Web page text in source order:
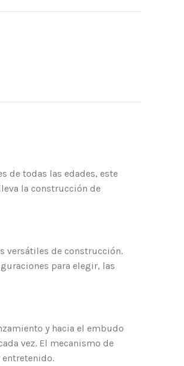
de todas las edades, este
la construcción de
versátiles de construcción.
para elegir, las
y hacia el embudo
vez. El mecanismo de